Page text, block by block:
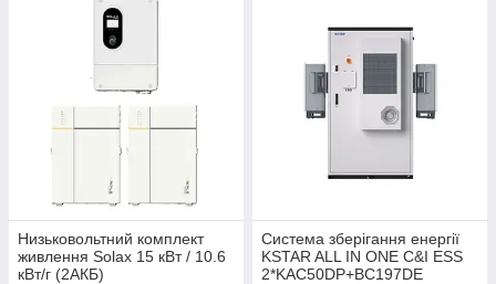
Низьковольтний комплект
живлення Solax 15 кВт / 10.6
кВт/г (2АКБ)
Система зберігання енергії
KSTAR ALL IN ONE C&I ESS
2*KAC50DP+BC197DE